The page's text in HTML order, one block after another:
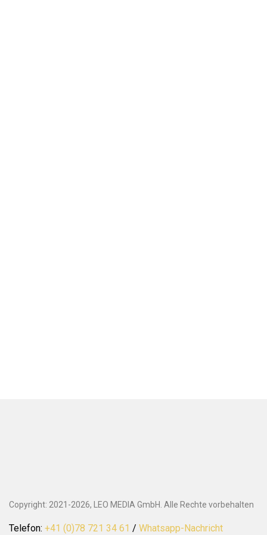
Copyright: 2021-2026, LEO MEDIA GmbH. Alle Rechte vorbehalten
Telefon: +41 (0)78 721 34 61 / Whatsapp-Nachricht